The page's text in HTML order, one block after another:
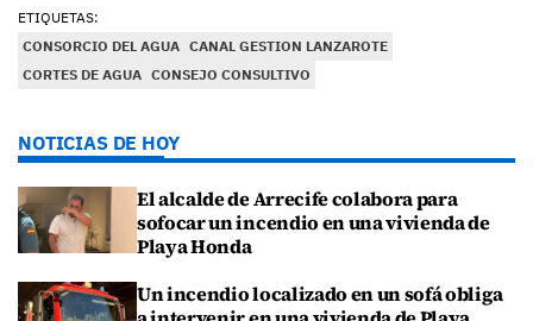
ETIQUETAS:
CONSORCIO DEL AGUA CANAL GESTION LANZAROTE
CORTES DE AGUA CONSEJO CONSULTIVO
NOTICIAS DE HOY
El alcalde de Arrecife colabora para
sofocar un incendio en una vivienda de
Playa Honda
Un incendio localizado en un sofá obliga